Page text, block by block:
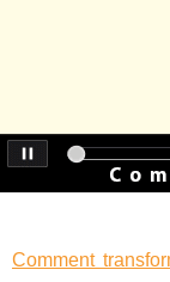
Comment